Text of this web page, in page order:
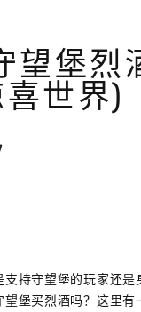
堡烈
世界)
持守望堡的玩家还是
堡买烈酒吗？这里有